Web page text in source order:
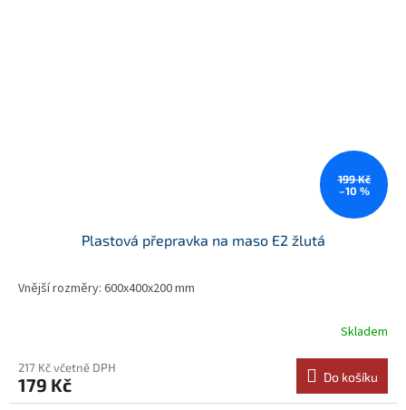
199 Kč
–10 %
Plastová přepravka na maso E2 žlutá
Vnější rozměry: 600x400x200 mm
Skladem
217 Kč včetně DPH
179 Kč Do košíku